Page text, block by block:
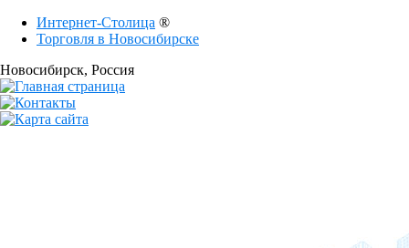
Интернет-Столица ®
Торговля в Новосибирске
Новосибирск, Россия